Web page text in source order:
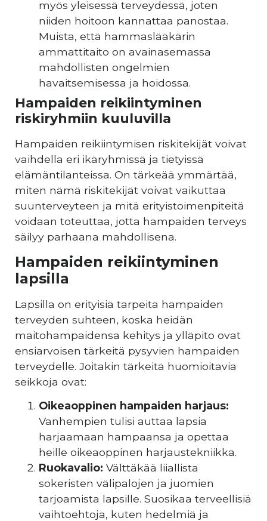
myös yleisessä terveydessä, joten
niiden hoitoon kannattaa panostaa.
Muista, että hammaslääkärin
ammattitaito on avainasemassa
mahdollisten ongelmien
havaitsemisessa ja hoidossa.
Hampaiden reikiintyminen
riskiryhmiin kuuluvilla
Hampaiden reikiintymisen riskitekijät voivat
vaihdella eri ikäryhmissä ja tietyissä
elämäntilanteissa. On tärkeää ymmärtää,
miten nämä riskitekijät voivat vaikuttaa
suunterveyteen ja mitä erityistoimenpiteitä
voidaan toteuttaa, jotta hampaiden terveys
säilyy parhaana mahdollisena.
Hampaiden reikiintyminen
lapsilla
Lapsilla on erityisiä tarpeita hampaiden
terveyden suhteen, koska heidän
maitohampaidensa kehitys ja ylläpito ovat
ensiarvoisen tärkeitä pysyvien hampaiden
terveydelle. Joitakin tärkeitä huomioitavia
seikkoja ovat:
Oikeaoppinen hampaiden harjaus:
Vanhempien tulisi auttaa lapsia
harjaamaan hampaansa ja opettaa
heille oikeaoppinen harjaustekniikka.
Ruokavalio: Välttäkää liiallista
sokeristen välipalojen ja juomien
tarjoamista lapsille. Suosikaa terveellisiä
vaihtoehtoja, kuten hedelmiä ja